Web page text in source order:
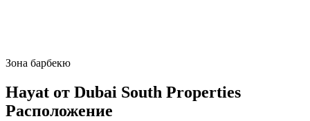
Зона барбекю
Hayat от Dubai South Properties
Расположение